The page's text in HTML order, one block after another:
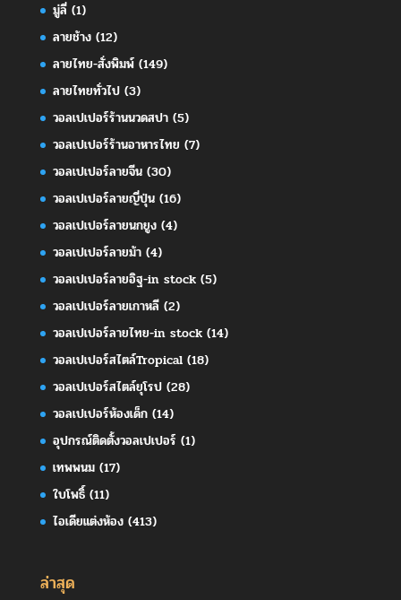
มู่ลี่(1)
ลายช้าง(12)
ลายไทย-สั่งพิมพ์(149)
ลายไทยทั่วไป(3)
วอลเปเปอร์ร้านนวดสปา(5)
วอลเปเปอร์ร้านอาหารไทย (7)
วอลเปเปอร์ลายจีน(30)
วอลเปเปอร์ลายญี่ปุ่น(16)
วอลเปเปอร์ลายนกยูง(4)
วอลเปเปอร์ลายม้า(4)
วอลเปเปอร์ลายอิฐ-in stock(5)
วอลเปเปอร์ลายเกาหลี(2)
วอลเปเปอร์ลายไทย-in stock(14)
วอลเปเปอร์สไตล์Tropical(18)
วอลเปเปอร์สไตล์ยุโรป(28)
วอลเปเปอร์ห้องเด็ก(14)
อุปกรณ์ติดตั้งวอลเปเปอร์ (1)
เทพพนม(17)
ใบโพธิ์(11)
ไอเดียแต่งห้อง(413)
ล่าสุด